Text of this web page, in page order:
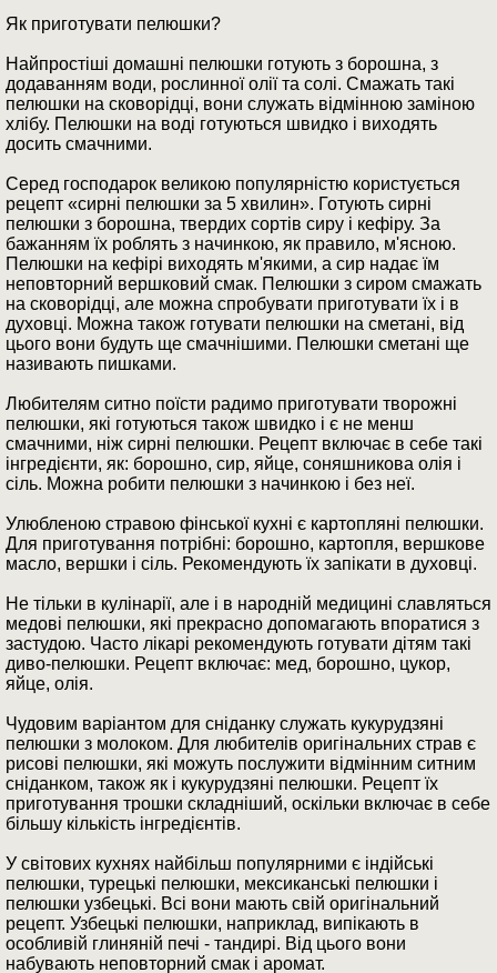
Як приготувати пелюшки?
Найпростіші домашні пелюшки готують з борошна, з
додаванням води, рослинної олії та солі. Смажать такі
пелюшки на сковорідці, вони служать відмінною заміною
хлібу. Пелюшки на воді готуються швидко і виходять
досить смачними.
Серед господарок великою популярністю користується
рецепт «сирні пелюшки за 5 хвилин». Готують сирні
пелюшки з борошна, твердих сортів сиру і кефіру. За
бажанням їх роблять з начинкою, як правило, м'ясною.
Пелюшки на кефірі виходять м'якими, а сир надає їм
неповторний вершковий смак. Пелюшки з сиром смажать
на сковорідці, але можна спробувати приготувати їх і в
духовці. Можна також готувати пелюшки на сметані, від
цього вони будуть ще смачнішими. Пелюшки сметані ще
називають пишками.
Любителям ситно поїсти радимо приготувати творожні
пелюшки, які готуються також швидко і є не менш
смачними, ніж сирні пелюшки. Рецепт включає в себе такі
інгредієнти, як: борошно, сир, яйце, соняшникова олія і
сіль. Можна робити пелюшки з начинкою і без неї.
Улюбленою стравою фінської кухні є картопляні пелюшки.
Для приготування потрібні: борошно, картопля, вершкове
масло, вершки і сіль. Рекомендують їх запікати в духовці.
Не тільки в кулінарії, але і в народній медицині славляться
медові пелюшки, які прекрасно допомагають впоратися з
застудою. Часто лікарі рекомендують готувати дітям такі
диво-пелюшки. Рецепт включає: мед, борошно, цукор,
яйце, олія.
Чудовим варіантом для сніданку служать кукурудзяні
пелюшки з молоком. Для любителів оригінальних страв є
рисові пелюшки, які можуть послужити відмінним ситним
сніданком, також як і кукурудзяні пелюшки. Рецепт їх
приготування трошки складніший, оскільки включає в себе
більшу кількість інгредієнтів.
У світових кухнях найбільш популярними є індійські
пелюшки, турецькі пелюшки, мексиканські пелюшки і
пелюшки узбецькі. Всі вони мають свій оригінальний
рецепт. Узбецькі пелюшки, наприклад, випікають в
особливій глиняній печі - тандирі. Від цього вони
набувають неповторний смак і аромат.